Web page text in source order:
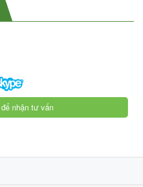
nhận tư vấn